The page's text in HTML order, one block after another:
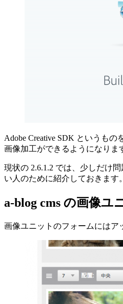
Adobe Creative SDK というも
画像加工ができるようになりま
現状の 2.6.1.2 では、少しだけ
い人のために紹介しておきます。
a-blog cms の画像ユ
画像ユニットのフォームにはア